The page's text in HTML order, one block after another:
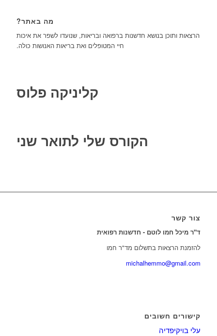
מה באתר?
הרצאות ותוכן בנושא חדשנות ברפואה ובריאות, שנועדו לשפר את איכות
חיי המטופלים ואת בריאות האנושות כולה.
קליניקה פלוס
הקורס שלי לתואר שני
צור קשר
ד"ר מיכל חמו לוטם - חדשנות רפואית
להזמנת הרצאות בתשלום מד"ר חמו
michalhemmo@gmail.com
קישורים חשובים
עלי בויקיפדיה